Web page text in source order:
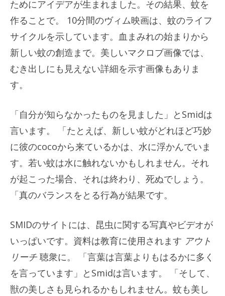
ためにアイデアが生まれました。その結果、蚊を
作ることで。 10分間のヴィム映画は、蚊のライフ
サイクルを示しています。血まみれの始まりから
新しい蚊の創造まで。美しいマクロブ画像では、
むき出しにも見えない詳細を示す画像もありま
す。
「自分が知らなかったものを見ました」とSmidは
言います。 「たとえば、新しい蚊がどれほど巧妙
に彼のcocoから来ているかは、水に浮かんでいま
す。若い蚊は水に触れないかもしれません。それ
が起こった場合、それは終わり、死ぬでしょう。
「真のバランスをとる行為が結果です。
SMIDのサイトには、昆虫に関する写真やビデオが
いっぱいです。資料は教育に使用されます アウト
リーチ聴衆に。 「言葉は言葉よりもはるかに多く
を言っています」とSmidは言います。 「そして、
獣の美しさも見られるかもしれません。蚊も美し